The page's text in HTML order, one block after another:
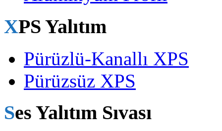
XPS Yalıtım
Pürüzlü-Kanallı XPS
Pürüzsüz XPS
Ses Yalıtım Sıvası